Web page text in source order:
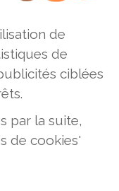
lucratif
de
de
ciblées
par la suite,
de cookies'